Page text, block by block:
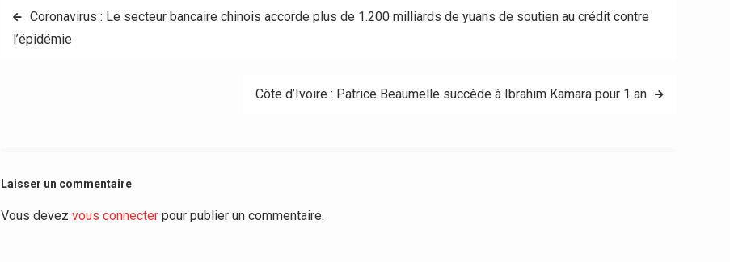
Navigation
de
Coronavirus : Le secteur bancaire chinois accorde plus de 1.200 milliards de yuans de soutien au crédit contre
l’épidémie
Côte d’Ivoire : Patrice Beaumelle succède à Ibrahim Kamara pour 1 an
Laisser un commentaire
Vous devez vous connecter pour publier un commentaire.